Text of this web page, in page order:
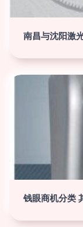
南昌与沈阳激
钱眼商机分类